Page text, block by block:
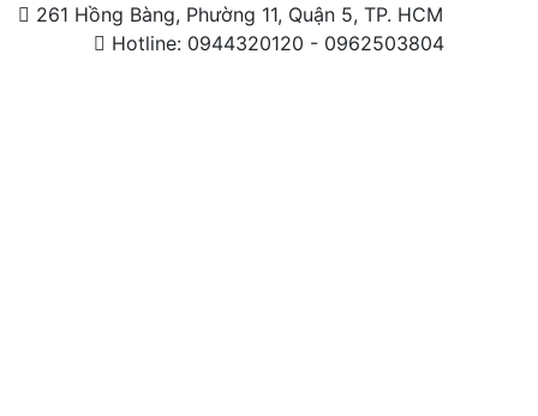
261 Hồng Bàng, Phường 11, Quận 5, TP. HCM
Hotline: 0944320120 - 0962503804